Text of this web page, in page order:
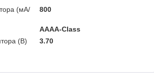
(мА/
800
AAAA-Class
(В)
3.70